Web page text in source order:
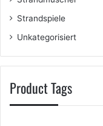
Strandspiele
Unkategorisiert
Product Tags